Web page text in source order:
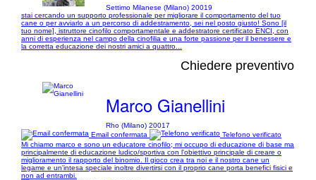
Settimo Milanese (Milano) 20019
stai cercando un supporto professionale per migliorare il comportamento del tuo
cane o per avviarlo a un percorso di addestramento, sei nel posto giusto! Sono [il
tuo nome], istruttore cinofilo comportamentale e addestratore certificato ENCI, con
anni di esperienza nel campo della cinofilia e una forte passione per il benessere e
la corretta educazione dei nostri amici a quattro...
Chiedere preventivo
Marco Gianellini
Rho (Milano) 20017
Email confermata
Telefono verificato
Mi chiamo marco e sono un educatore cinofilo; mi occupo di educazione di base ma
principalmente di educazione ludico/sportiva con l'obiettivo principale di creare o
miglioramento il rapporto del binomio. Il gioco crea tra noi e il nostro cane un
legame e un'intesa speciale inoltre divertirsi con il proprio cane porta benefici fisici e
non ad entrambi.